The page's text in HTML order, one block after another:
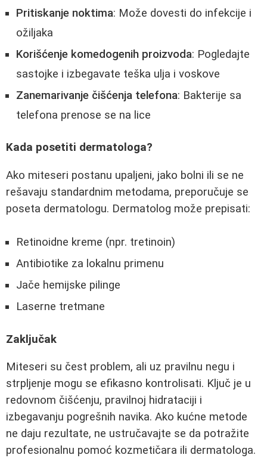
Pritiskanje noktima: Može dovesti do infekcije i
ožiljaka
Korišćenje komedogenih proizvoda: Pogledajte
sastojke i izbegavate teška ulja i voskove
Zanemarivanje čišćenja telefona: Bakterije sa
telefona prenose se na lice
Kada posetiti dermatologa?
Ako miteseri postanu upaljeni, jako bolni ili se ne
rešavaju standardnim metodama, preporučuje se
poseta dermatologu. Dermatolog može prepisati:
Retinoidne kreme (npr. tretinoin)
Antibiotike za lokalnu primenu
Jače hemijske pilinge
Laserne tretmane
Zaključak
Miteseri su čest problem, ali uz pravilnu negu i
strpljenje mogu se efikasno kontrolisati. Ključ je u
redovnom čišćenju, pravilnoj hidrataciji i
izbegavanju pogrešnih navika. Ako kućne metode
ne daju rezultate, ne ustručavajte se da potražite
profesionalnu pomoć kozmetičara ili dermatologa.